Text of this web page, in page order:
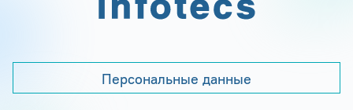
Персональные данные